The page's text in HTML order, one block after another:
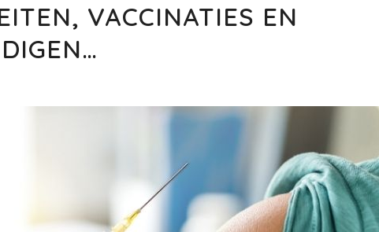
VACCINATIES EN